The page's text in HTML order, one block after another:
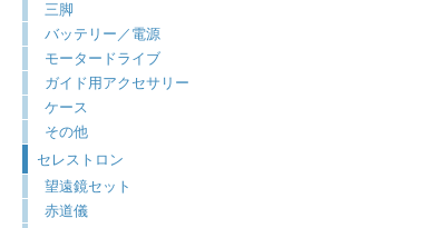
三脚
バッテリー／電源
モータードライブ
ガイド用アクセサリー
ケース
その他
セレストロン
望遠鏡セット
赤道儀